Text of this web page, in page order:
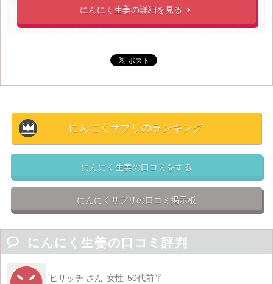
などの口コミを書いている一方、
・1回1粒以上飲むと代金が結構かかる
・にんにく卵黄のほうが効果が高い
にんにく生姜の詳細を見る 
にんにくサプリのランキング
にんにく生姜の口コミをする
にんにくサプリの口コミ掲示板
 にんにく生姜の口コミ評判
ヒサッチ さん 女性 50代前半